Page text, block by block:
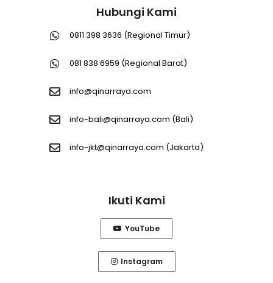
Hubungi Kami
0811 398 3636 (Regional Timur)
081 838 6959 (Regional Barat)
info@qinarraya.com
info-bali@qinarraya.com (Bali)
info-jkt@qinarraya.com (Jakarta)
Ikuti Kami
YouTube
Instagram